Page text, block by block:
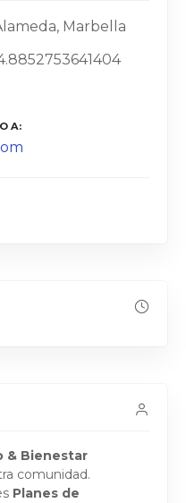
Marbella
A
& Bienestar
comunidad.
Planes de